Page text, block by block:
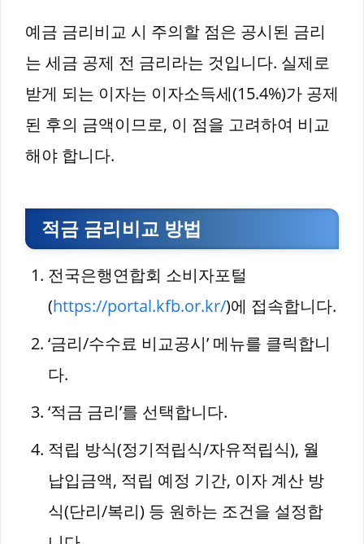
예금 금리비교 시 주의할 점은 공시된 금리
는 세금 공제 전 금리라는 것입니다. 실제로
받게 되는 이자는 이자소득세(15.4%)가 공제
된 후의 금액이므로, 이 점을 고려하여 비교
해야 합니다.
적금 금리비교 방법
전국은행연합회 소비자포털
(https://portal.kfb.or.kr/)에 접속합니다.
‘금리/수수료 비교공시’ 메뉴를 클릭합니
다.
‘적금 금리’를 선택합니다.
적립 방식(정기적립식/자유적립식), 월
납입금액, 적립 예정 기간, 이자 계산 방
식(단리/복리) 등 원하는 조건을 설정합